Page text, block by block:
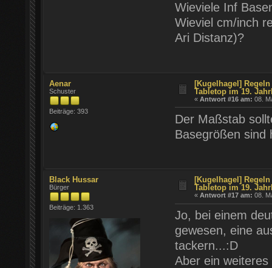
Wieviele Inf
Wieviel cm/inch
Ari Distanz)?
Aenar
Schuster
Beiträge: 393
[Kugelhagel]
Tabletop im 19.
«Antwort #16 am: 08.
Der Maßstab
Basegrößen sind
Black Hussar
Bürger
Beiträge: 1.363
[Kugelhagel]
Tabletop im 19.
«Antwort #17 am: 08.
Jo, bei einem
gewesen, eine
tackern...:D
Aber ein